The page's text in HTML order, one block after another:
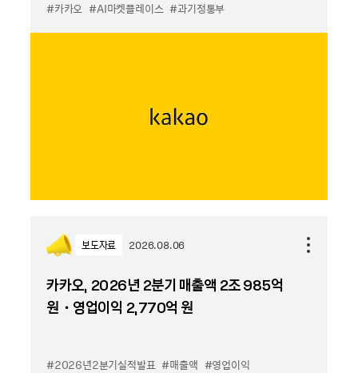
#카카오 #AI마켓플레이스 #과기정통부
보도자료 2026.08.06
카카오, 2026년 2분기 매출액 2조 985억
원・영업이익 2,770억 원
#2026년2분기실적발표 #매출액 #영업이익